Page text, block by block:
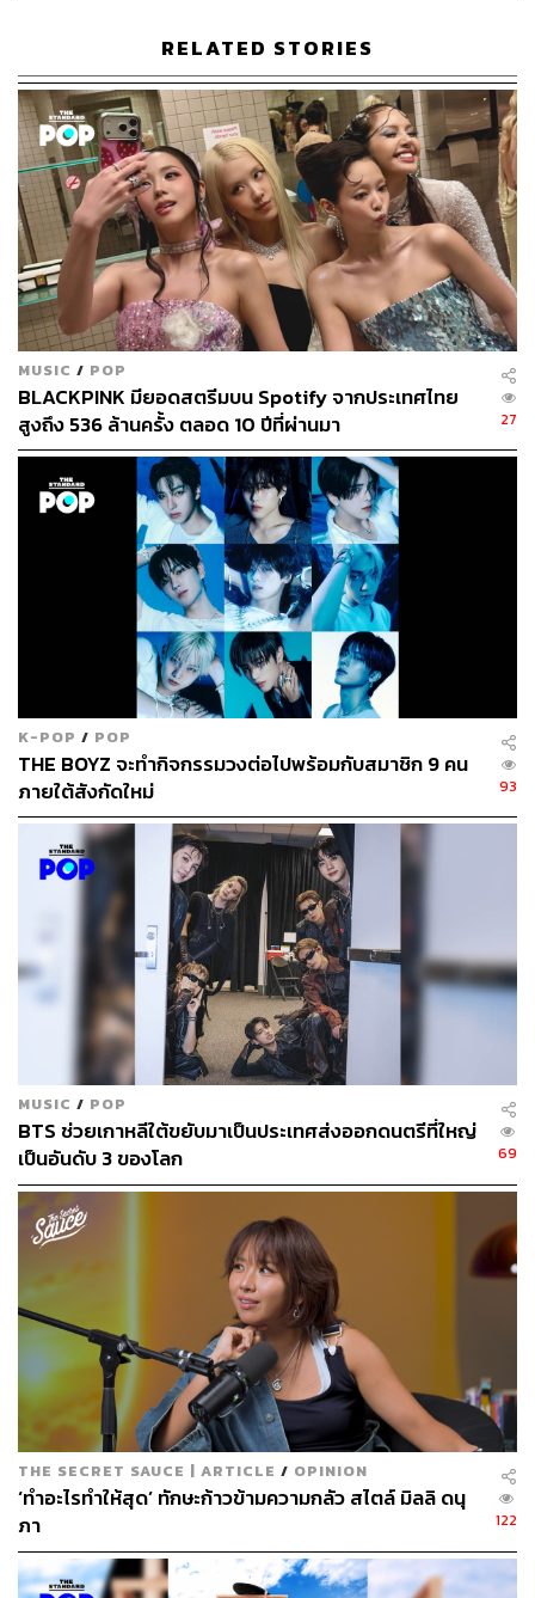
RELATED STORIES
MUSIC / POP
BLACKPINK มียอดสตรีมบน Spotify จากประเทศไทย
สูงถึง 536 ล้านครั้ง ตลอด 10 ปีที่ผ่านมา
27
K-POP / POP
THE BOYZ จะทำกิจกรรมวงต่อไปพร้อมกับสมาชิก 9 คน
ภายใต้สังกัดใหม่
93
MUSIC / POP
BTS ช่วยเกาหลีใต้ขยับมาเป็นประเทศส่งออกดนตรีที่ใหญ่
เป็นอันดับ 3 ของโลก
69
THE SECRET SAUCE | ARTICLE / OPINION
‘ทำอะไรทำให้สุด’ ทักษะก้าวข้ามความกลัว สไตล์ มิลลิ ดนุ
ภา
122